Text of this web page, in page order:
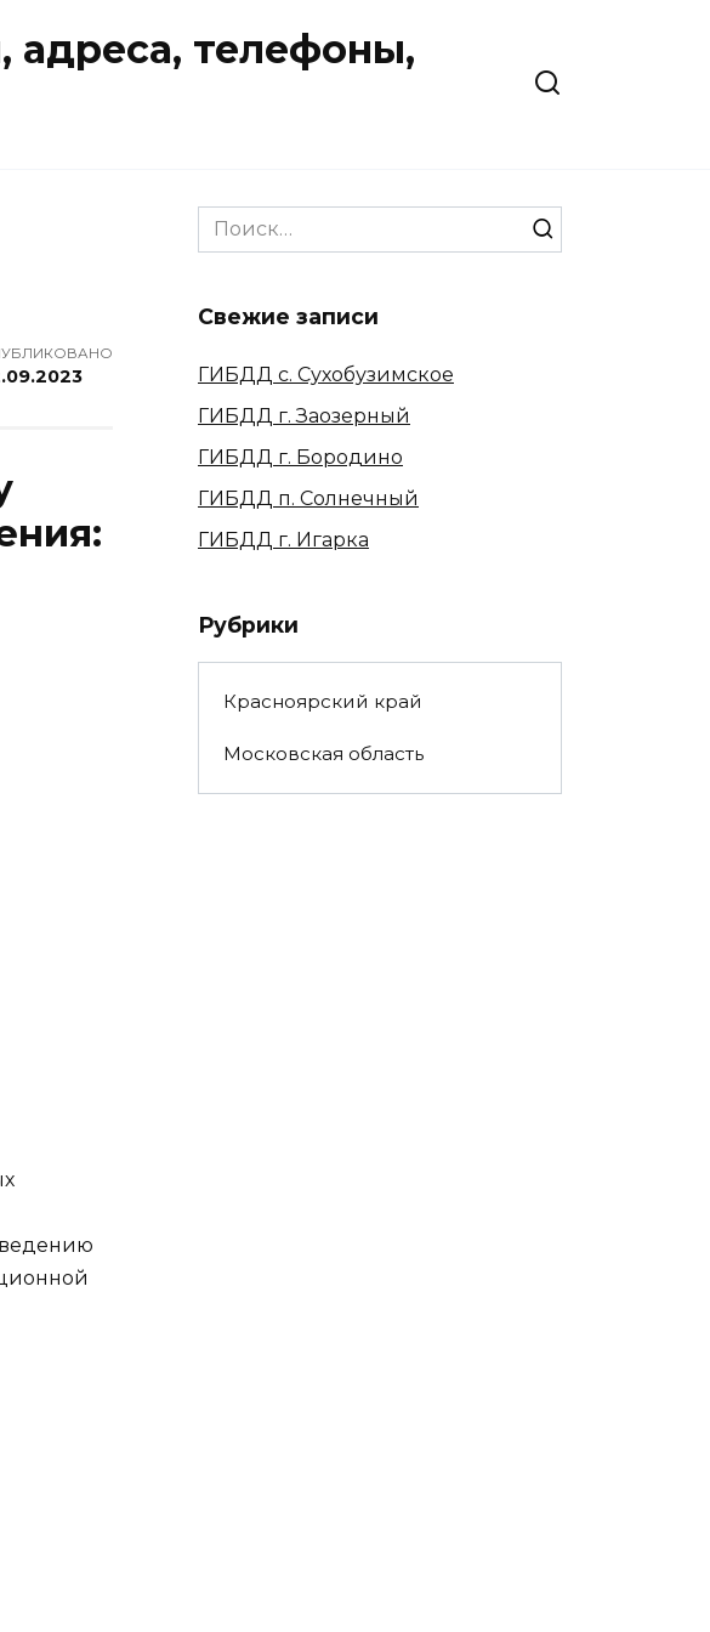
телефоны,
Search
for:
Свежие записи
ГИБДД с. Сухобузимское
ГИБДД г. Заозерный
ГИБДД г. Бородино
ГИБДД п. Солнечный
ГИБДД г. Игарка
Рубрики
Красноярский край
Московская область